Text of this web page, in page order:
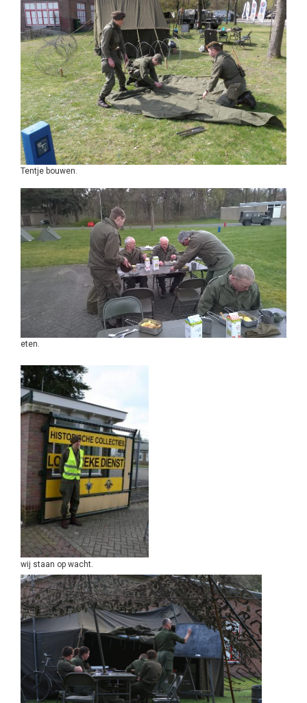
Tentje bouwen.
eten.
wij staan op wacht.